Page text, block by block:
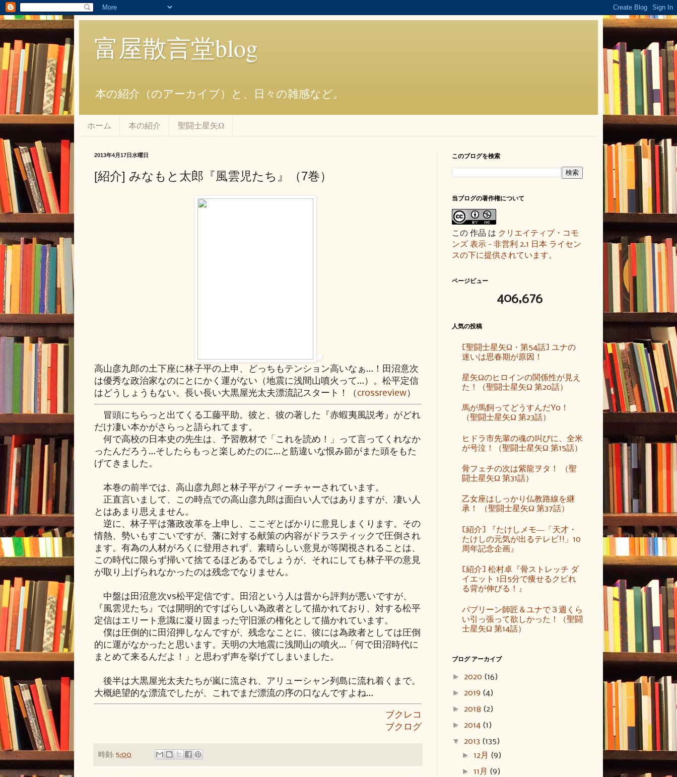
富屋散言堂blog
本の紹介（のアーカイブ）と、日々の雑感など。
ホーム 本の紹介 聖闘士星矢Ω
2013年4月17日水曜日
[紹介] みなもと太郎『風雲児たち』（7巻）
高山彦九郎の土下座に林子平の上申、どっちもテンション高いなぁ…！田沼意次
は優秀な政治家なのにとにかく運がない（地震に浅間山噴火って…）。松平定信
はどうしょうもない。長い長い大黒屋光太夫漂流記スタート！（ crossreview）
冒頭にちらっと出てくる工藤平助。彼と、彼の著した『赤蝦夷風説考』がどれ
だけ凄い本かがさらっと語られてます。
何で高校の日本史の先生は、予習教材で「これを読め！」って言ってくれなか
ったんだろう…そしたらもっと楽しめたのに…と筋違いな恨み節がまた頭をもた
げてきました。
本巻の前半では、高山彦九郎と林子平がフィーチャーされています。
正直言いまして、この時点での高山彦九郎は面白い人ではありますが、凄い人
とはあまり思えません。
逆に、林子平は藩政改革を上申し、ここぞとばかりに意見しまくります。その
情熱、勢いもすごいですが、藩に対する献策の内容がドラスティックで圧倒され
ます。有為の人材がろくに登用されず、素晴らしい意見が等閑視されることは、
この時代に限らず掃いて捨てるほどあるでしょうが、それにしても林子平の意見
が取り上げられなかったのは残念でなりません。
中盤は田沼意次vs松平定信です。田沼という人は昔から評判が悪いですが、
『風雲児たち』では開明的ですばらしい為政者として描かれており、対する松平
定信はエリート意識に凝り固まった守旧派の権化として描かれています。
僕は圧倒的に田沼押しなんですが、残念なことに、彼には為政者としては圧倒
的に運がなかったと思います。天明の大地震に浅間山の噴火…「何で田沼時代に
まとめて来るんだよ！」と思わず声を挙げてしまいました。
後半は大黒屋光太夫たちが嵐に流され、アリューシャン列島に流れ着くまで。
大概絶望的な漂流でしたが、これでまだ漂流の序の口なんですよね…
ブクレコ
ブクログ
時刻: 5:00
このブログを検索
当ブログの著作権について
この 作品 は クリエイティブ・コモ
ンズ 表示 - 非営利 2.1 日本 ライセン
スの下に提供されています。
ページビュー
406,676
人気の投稿
[聖闘士星矢Ω・第54話] ユナの
迷いは思春期が原因！
星矢Ωのヒロインの関係性が見え
た！（聖闘士星矢Ω 第20話）
馬が馬飼ってどうすんだYo！
（聖闘士星矢Ω 第23話）
ヒドラ市先輩の魂の叫びに、全米
が号泣！（聖闘士星矢Ω 第15話）
骨フェチの次は紫龍ヲタ！ （聖
闘士星矢Ω 第31話）
乙女座はしっかり仏教路線を継
承！ （聖闘士星矢Ω 第37話）
[紹介] 『たけしメモ―「天才・
たけしの元気が出るテレビ!!」10
周年記念企画』
[紹介] 松村卓『骨ストレッチ ダ
イエット 1日5分で痩せるクビれ
る背が伸びる！』
パブリーン師匠＆ユナで３週くら
い引っ張って欲しかった！（聖闘
士星矢Ω 第14話）
ブログ アーカイブ
► 2020 (16)
► 2019 (4)
► 2018 (2)
► 2014 (1)
▼ 2013 (135)
► 12月 (9)
► 11月 (9)